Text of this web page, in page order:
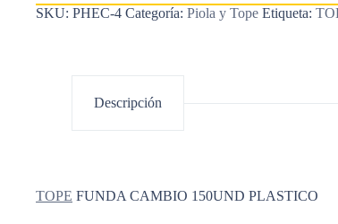
SKU: PHEC-4 Categoría: Piola y Tope Etiqueta:
Descripción
TOPE FUNDA CAMBIO 150UND PLASTICO